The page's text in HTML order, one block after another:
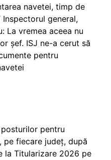
navetei, timp de
Inspectorul general,
La vremea aceea nu
șef. ISJ ne-a cerut să
pentru
pentru
fiecare județ, după
la Titularizare 2026 pe